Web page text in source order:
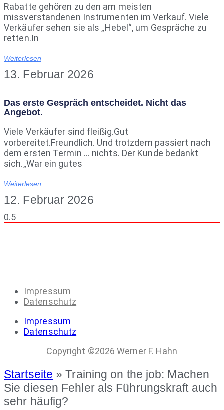
Rabatte gehören zu den am meisten
missverstandenen Instrumenten im Verkauf. Viele
Verkäufer sehen sie als „Hebel“, um Gespräche zu
retten.In
Weiterlesen
13. Februar 2026
Das erste Gespräch entscheidet. Nicht das
Angebot.
Viele Verkäufer sind fleißig.Gut
vorbereitet.Freundlich. Und trotzdem passiert nach
dem ersten Termin … nichts. Der Kunde bedankt
sich.„War ein gutes
Weiterlesen
12. Februar 2026
Impressum
Datenschutz
Impressum
Datenschutz
Copyright ©2026 Werner F. Hahn
Startseite »Training on the job: Machen
Sie diesen Fehler als Führungskraft auch
sehr häufig?